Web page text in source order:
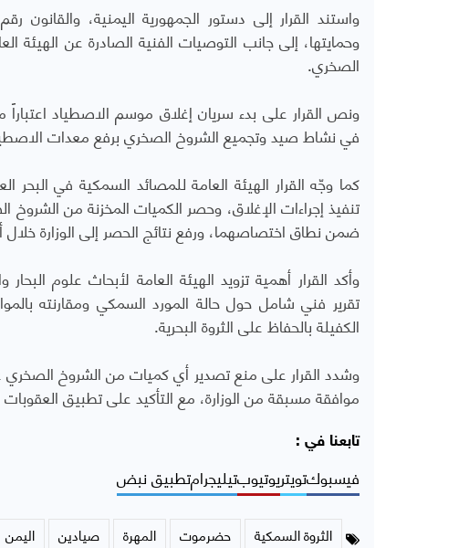
وحمايتها، إلى جانب التوصيات الفنية الصادرة عن الهيئة
الصخري.
في نشاط صيد وتجميع الشروخ الصخري برفع معدات
كما وجّه القرار الهيئة العامة للمصائد السمكية في البحر
تنفيذ إجراءات الإغلاق، وحصر الكميات المخزنة من
ضمن نطاق اختصاصهما، ورفع نتائج الحصر إلى الوزارة خلال
وأكد القرار أهمية تزويد الهيئة العامة لأبحاث علوم
تقرير فني شامل حول حالة المورد السمكي ومقارنته
الكفيلة بالحفاظ على الثروة البحرية.
وشدد القرار على منع تصدير أي كميات من الشروخ
موافقة مسبقة من الوزارة، مع التأكيد على تطبيق العقوبات
تابعنا في :
فيسبوكتويتريوتيوبتيليجرامتطبيق نبض
الثروة السمكية حضرموت المهرة صيادين اليمن